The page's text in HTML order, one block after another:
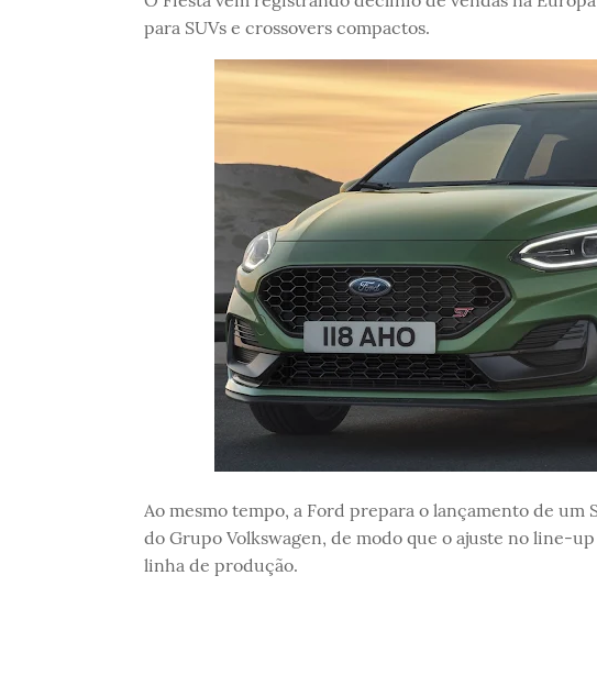
para SUVs e crossovers compactos.
Ao mesmo tempo, a Ford prepara o lançamento de um
do Grupo Volkswagen, de modo que o ajuste no line-
linha de produção.